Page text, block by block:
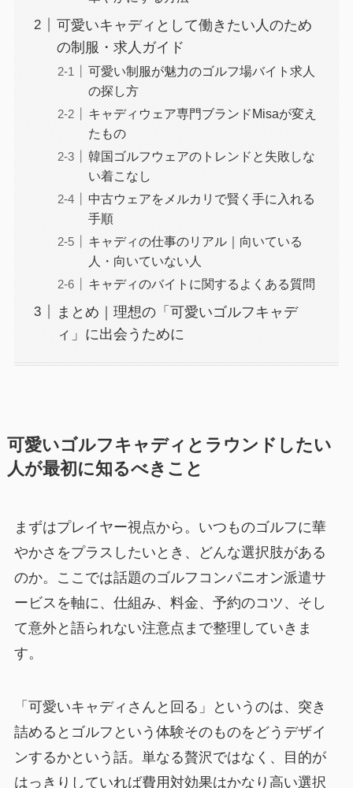
可愛いキャディとして働きたい人のため
の制服・求人ガイド
可愛い制服が魅力のゴルフ場バイト求人
の探し方
キャディウェア専門ブランドMisaが変え
たもの
韓国ゴルフウェアのトレンドと失敗しな
い着こなし
中古ウェアをメルカリで賢く手に入れる
手順
キャディの仕事のリアル｜向いている
人・向いていない人
キャディのバイトに関するよくある質問
まとめ｜理想の「可愛いゴルフキャデ
ィ」に出会うために
可愛いゴルフキャディとラウンドしたい
人が最初に知るべきこと
まずはプレイヤー視点から。いつものゴルフに華
やかさをプラスしたいとき、どんな選択肢がある
のか。ここでは話題のゴルフコンパニオン派遣サ
ービスを軸に、仕組み、料金、予約のコツ、そし
て意外と語られない注意点まで整理していきま
す。
「可愛いキャディさんと回る」というのは、突き
詰めるとゴルフという体験そのものをどうデザイ
ンするかという話。単なる贅沢ではなく、目的が
はっきりしていれば費用対効果はかなり高い選択